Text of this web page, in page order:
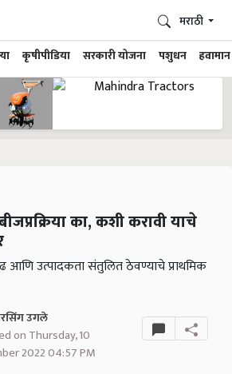
कृषीपीडिया सरकारी योजना पशुधन हवामान
मराठी
का, कशी करावी याचे
आणि उत्पादकता संतुलित ठेवण्याचे प्राथमिक
उगले
on Thursday, 10
2022 04:57 PM